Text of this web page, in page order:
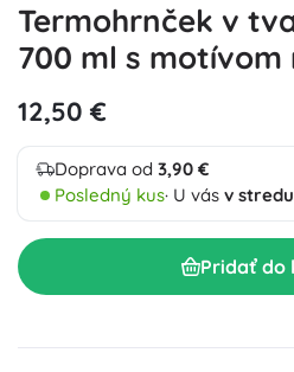
Termohrnček v
700 ml s motívom
12,50 €
Doprava od 3,90 €
Posledný kus· U vás v stredu
Pridať do